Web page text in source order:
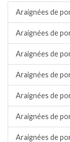
Araignées de
Araignées de
Araignées de
Araignées de
Araignées de
Araignées de
Araignées de